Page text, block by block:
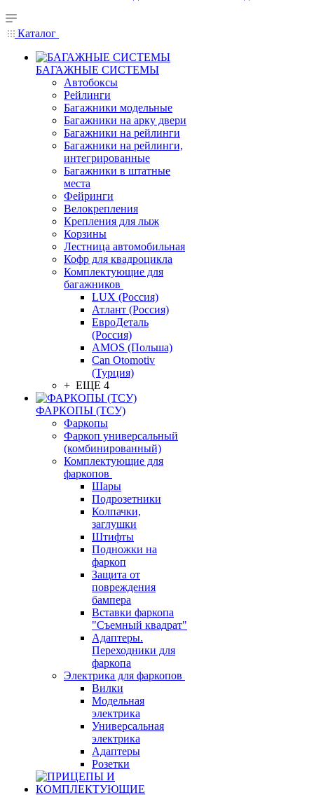
Каталог
БАГАЖНЫЕ СИСТЕМЫ
Автобоксы
Рейлинги
Багажники модельные
Багажники на арку двери
Багажники на рейлинги
Багажники на рейлинги,
интегрированные
Багажники в штатные
места
Фейринги
Велокрепления
Крепления для лыж
Корзины
Лестница автомобильная
Кофр для квадроцикла
Комплектующие для
багажников
LUX (Россия)
Атлант (Россия)
ЕвроДеталь
(Россия)
AMOS (Польша)
Can Otomotiv
(Турция)
+ ЕЩЕ 4
ФАРКОПЫ (ТСУ)
Фаркопы
Фаркоп универсальный
(комбинированный)
Комплектующие для
фаркопов
Шары
Подрозетники
Колпачки,
заглушки
Штифты
Подножки на
фаркоп
Защита от
повреждения
бампера
Вставки фаркопа
"Съемный квадрат"
Адаптеры.
Переходники для
фаркопа
Электрика для фаркопов
Вилки
Модельная
электрика
Универсальная
электрика
Адаптеры
Розетки